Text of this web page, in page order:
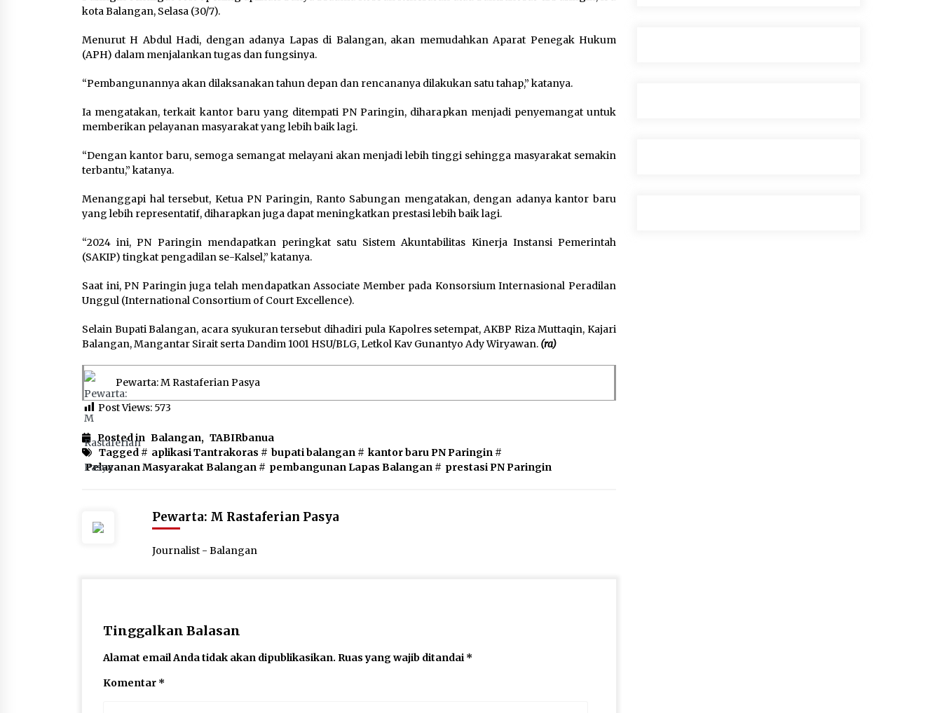
kota Balangan, Selasa (30/7).
Menurut H Abdul Hadi, dengan adanya Lapas di Balangan, akan memudahkan Aparat Penegak Hukum
(APH) dalam menjalankan tugas dan fungsinya.
“Pembangunannya akan dilaksanakan tahun depan dan rencananya dilakukan satu tahap,” katanya.
Ia mengatakan, terkait kantor baru yang ditempati PN Paringin, diharapkan menjadi penyemangat untuk
memberikan pelayanan masyarakat yang lebih baik lagi.
“Dengan kantor baru, semoga semangat melayani akan menjadi lebih tinggi sehingga masyarakat semakin
terbantu,” katanya.
Menanggapi hal tersebut, Ketua PN Paringin, Ranto Sabungan mengatakan, dengan adanya kantor baru
yang lebih representatif, diharapkan juga dapat meningkatkan prestasi lebih baik lagi.
“2024 ini, PN Paringin mendapatkan peringkat satu Sistem Akuntabilitas Kinerja Instansi Pemerintah
(SAKIP) tingkat pengadilan se-Kalsel,” katanya.
Saat ini, PN Paringin juga telah mendapatkan Associate Member pada Konsorsium Internasional Peradilan
Unggul (International Consortium of Court Excellence).
Selain Bupati Balangan, acara syukuran tersebut dihadiri pula Kapolres setempat, AKBP Riza Muttaqin, Kajari
Balangan, Mangantar Sirait serta Dandim 1001 HSU/BLG, Letkol Kav Gunantyo Ady Wiryawan. (ra)
Pewarta: M Rastaferian Pasya
Post Views: 573
Posted in Balangan, TABIRbanua
Tagged # aplikasi Tantrakoras # bupati balangan # kantor baru PN Paringin #
Pelayanan Masyarakat Balangan # pembangunan Lapas Balangan # prestasi PN Paringin
Pewarta: M Rastaferian Pasya
Journalist - Balangan
Tinggalkan Balasan
Alamat email Anda tidak akan dipublikasikan. Ruas yang wajib ditandai *
Komentar *